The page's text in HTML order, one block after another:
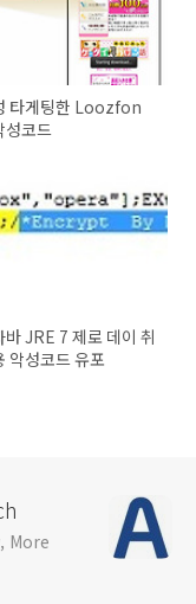
타게팅한 Loozfon
성코드
바 JRE 7 제로 데이 취
악성코드 유포
More